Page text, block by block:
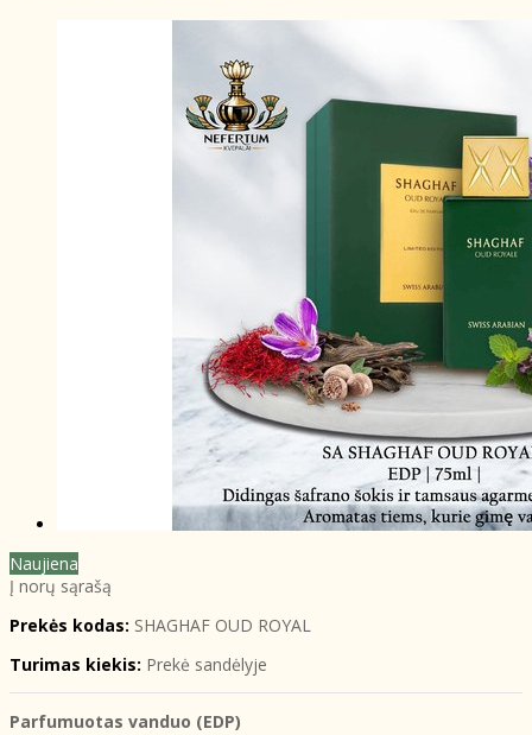
Naujiena
Į norų sąrašą
Prekės kodas: SHAGHAF OUD ROYAL
Turimas kiekis: Prekė sandėlyje
Parfumuotas vanduo (EDP)